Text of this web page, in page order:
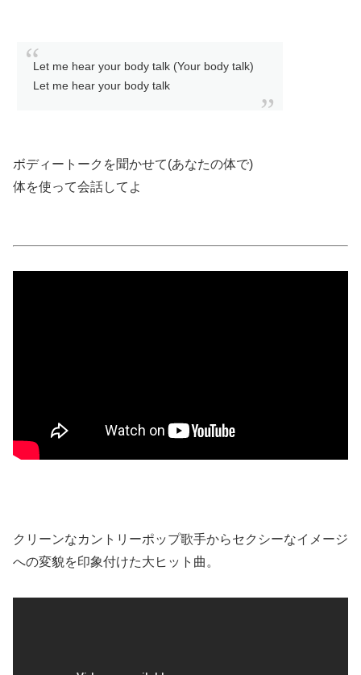
Let me hear your body talk (Your body talk)
Let me hear your body talk
ボディートークを聞かせて(あなたの体で)
体を使って会話してよ
クリーンなカントリーポップ歌手からセクシーなイメージ
への変貌を印象付けた大ヒット曲。